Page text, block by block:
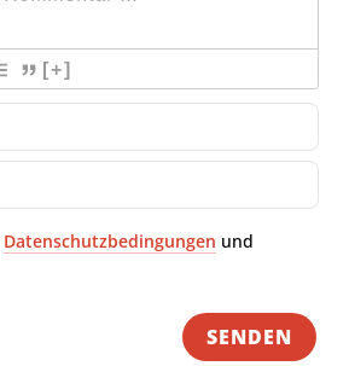
[+]
E-
Datenschutzbedingungen und